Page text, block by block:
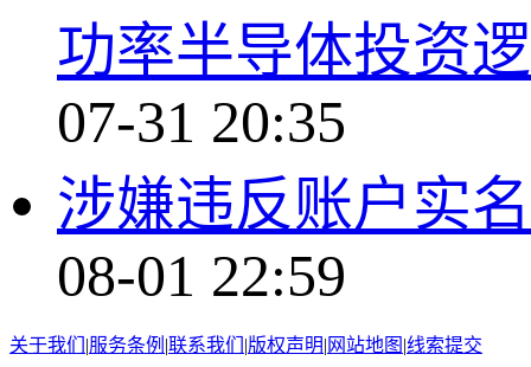
功率半导体投资
07-31 20:35
涉嫌违反账户实
08-01 22:59
关于我们 |服务条例 |联系我们 |版权声明| 网站地图 |线索提交